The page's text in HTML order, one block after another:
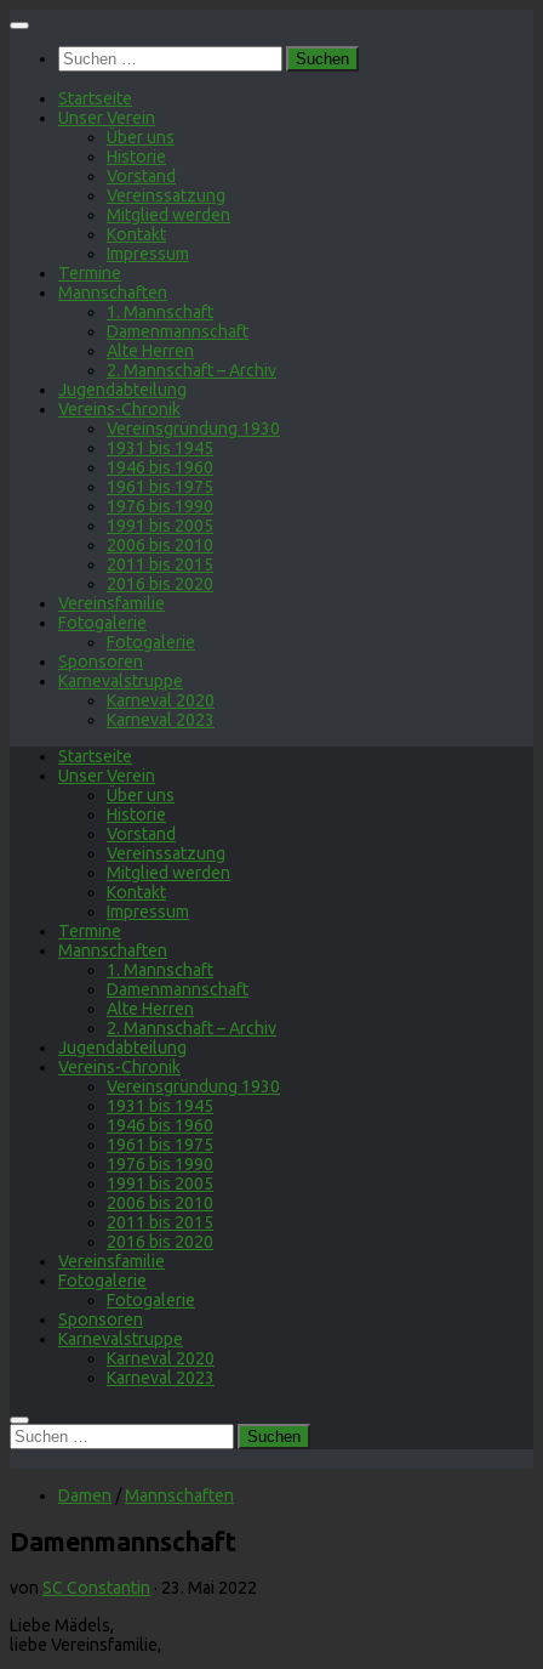
Zum
springenSuchen
nach:
Startseite
Unser Verein
Über uns
Historie
Vorstand
Vereinssatzung
Mitglied werden
Kontakt
Impressum
Termine
Mannschaften
1. Mannschaft
Damenmannschaft
Alte Herren
2. Mannschaft – Archiv
Jugendabteilung
Vereins-Chronik
Vereinsgründung 1930
1931 bis 1945
1946 bis 1960
1961 bis 1975
1976 bis 1990
1991 bis 2005
2006 bis 2010
2011 bis 2015
2016 bis 2020
Vereinsfamilie
Fotogalerie
Fotogalerie
Sponsoren
Karnevalstruppe
Karneval 2020
Karneval 2023
Startseite
Unser Verein
Über uns
Historie
Vorstand
Vereinssatzung
Mitglied werden
Kontakt
Impressum
Termine
Mannschaften
1. Mannschaft
Damenmannschaft
Alte Herren
2. Mannschaft – Archiv
Jugendabteilung
Vereins-Chronik
Vereinsgründung 1930
1931 bis 1945
1946 bis 1960
1961 bis 1975
1976 bis 1990
1991 bis 2005
2006 bis 2010
2011 bis 2015
2016 bis 2020
Vereinsfamilie
Fotogalerie
Fotogalerie
Sponsoren
Karnevalstruppe
Karneval 2020
Karneval 2023
Suchen
nach:
Damen / Mannschaften
Damenmannschaft
von SC Constantin · 23. Mai 2022
Liebe Mädels,
liebe Vereinsfamilie,